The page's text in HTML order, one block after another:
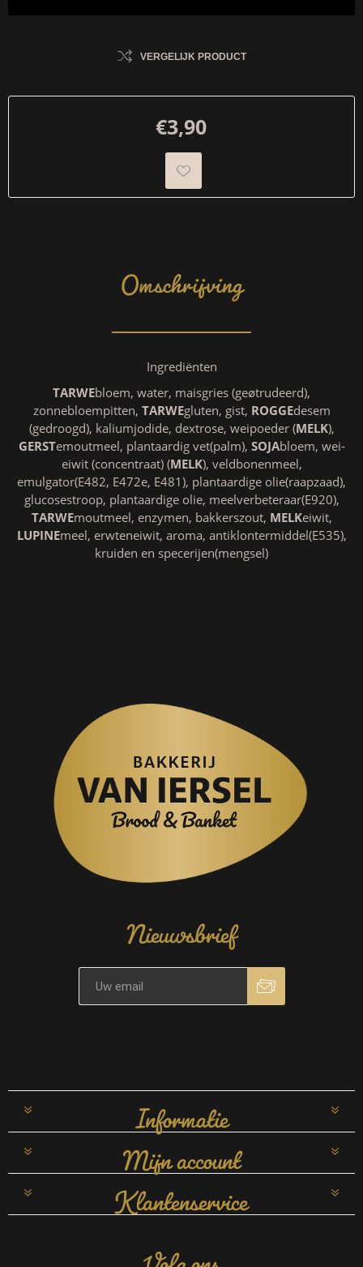
VERGELIJK PRODUCT
€3,90
Omschrijving
Ingrediënten
TARWEbloem, water, maisgries (geøtrudeerd),
zonnebloempitten, TARWEgluten, gist, ROGGEdesem
(gedroogd), kaliumjodide, dextrose, weipoeder (MELK),
GERSTemoutmeel, plantaardig vet(palm), SOJAbloem, wei-
eiwit (concentraat) (MELK), veldbonenmeel,
emulgator(E482, E472e, E481), plantaardige olie(raapzaad),
glucosestroop, plantaardige olie, meelverbeteraar(E920),
TARWEmoutmeel, enzymen, bakkerszout, MELKeiwit,
LUPINEmeel, erwteneiwit, aroma, antiklontermiddel(E535),
kruiden en specerijen(mengsel)
Nieuwsbrief
Informatie
Mijn account
Klantenservice